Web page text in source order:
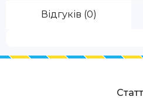
Відгуків (0)